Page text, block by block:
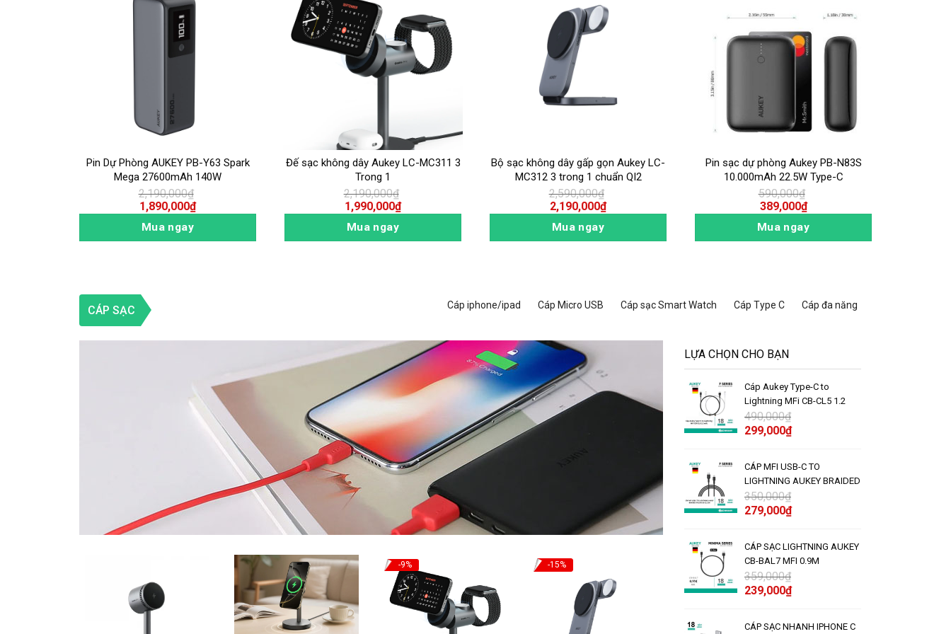
Pin Dự Phòng AUKEY PB-Y63 Spark
Mega 27600mAh 140W
2,190,000₫
1,890,000₫
Mua ngay
Đế sạc không dây Aukey LC-MC311 3
Trong 1
2,190,000₫
1,990,000₫
Mua ngay
Bộ sạc không dây gấp gọn Aukey LC-
MC312 3 trong 1 chuẩn QI2
2,590,000₫
2,190,000₫
Mua ngay
Pin sạc dự phòng Aukey PB-N83S
10.000mAh 22.5W Type-C
590,000₫
389,000₫
Mua ngay
CÁP SẠC Cáp iphone/ipad Cáp Micro USB Cáp sạc Smart Watch Cáp Type C Cáp đa năng
-9% -15% -39%
LỰA CHỌN CHO BẠN
Cáp Aukey Type-C to
Lightning MFi CB-CL5 1.2
mét
490,000₫
299,000₫
CÁP MFI USB-C TO
LIGHTNING AUKEY BRAIDED
NYLON CB-CL02 1.2M
350,000₫
279,000₫
CÁP SẠC LIGHTNING AUKEY
CB-BAL7 MFI 0.9M
359,000₫
239,000₫
CÁP SẠC NHANH IPHONE C